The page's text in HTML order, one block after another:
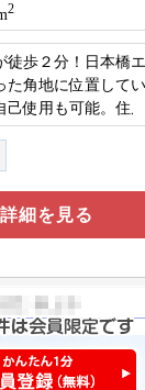
2
徒歩２分！日本橋
角地に位置して
己使用も可能。住
要を取り込めます
詳細を見る